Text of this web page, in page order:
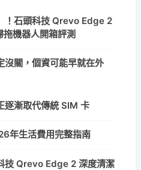
！石頭科技 Qrevo Edge 2
機器人開箱評測
沒關，個資可能早就在外
逐漸取代傳統 SIM 卡
年生活費用完整指南
技 Qrevo Edge 2 深度清潔